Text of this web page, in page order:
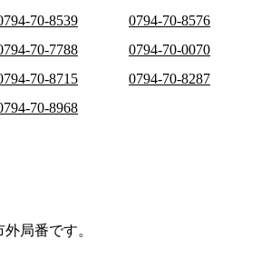
70-8539
0794-70-8576
70-7788
0794-70-0070
70-8715
0794-70-8287
70-8968
局番です。